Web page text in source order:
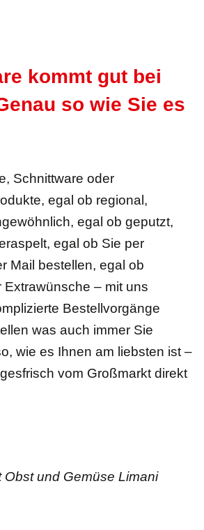
kommt gut bei
so wie Sie es
Schnittware oder
egal ob regional,
egal ob geputzt,
egal ob Sie per
Mail bestellen, egal ob
Extrawünsche – mit uns
Bestellvorgänge
was auch immer Sie
wie es Ihnen am liebsten ist –
vom Großmarkt direkt